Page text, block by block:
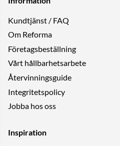
Kundtjänst / FAQ
Om Reforma
Företagsbeställning
Vårt hållbarhetsarbete
Återvinningsguide
Integritetspolicy
Jobba hos oss
Inspiration